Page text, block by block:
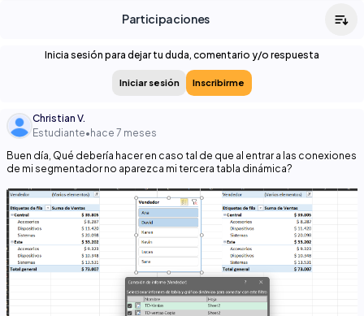
Participaciones
Inicia sesión para dejar tu duda, comentario y/o respuesta
Iniciar sesión Inscribirme
Christian V.
Estudiante•hace 7 meses
Buen día, Qué debería hacer en caso tal de que al entrar a las conexiones
de mi segmentador no aparezca mi tercera tabla dinámica?